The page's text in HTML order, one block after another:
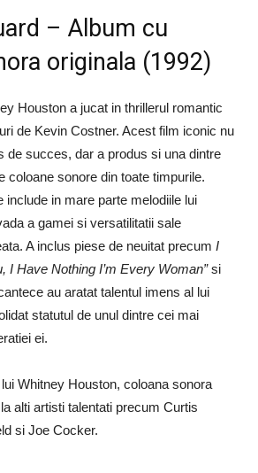
– Album cu
originala (1992)
Houston a jucat in thrillerul romantic
de Kevin Costner. Acest film iconic nu
de succes, dar a produs si una dintre
coloane sonore din toate timpurile.
include in mare parte melodiile lui
a gamei si versatilitatii sale
A inclus piese de neuitat precum I
I Have Nothing I’m Every Woman”si
au aratat talentul imens al lui
statutul de unul dintre cei mai
ei.
Whitney Houston, coloana sonora
alti artisti talentati precum Curtis
si Joe Cocker.